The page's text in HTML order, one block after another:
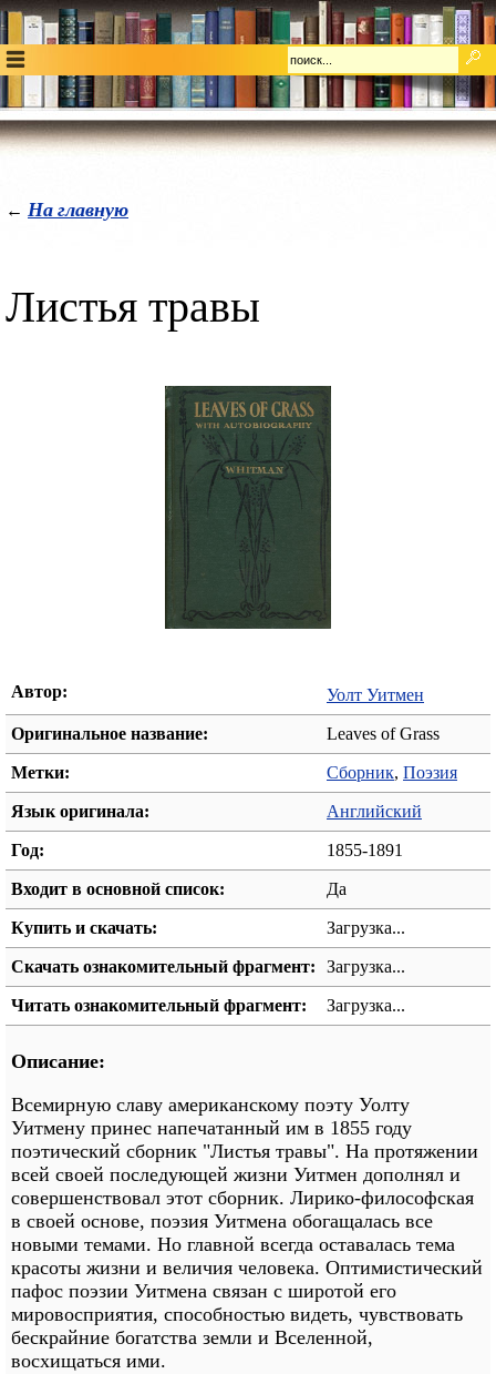
← На главную
Листья травы
Автор: Уолт Уитмен
Оригинальное название: Leaves of Grass
Метки: Сборник, Поэзия
Язык оригинала: Английский
Год: 1855-1891
Входит в основной список: Да
Купить и скачать: Загрузка...
Скачать ознакомительный фрагмент: Загрузка...
Читать ознакомительный фрагмент: Загрузка...
Описание:
Всемирную славу американскому поэту Уолту
Уитмену принес напечатанный им в 1855 году
поэтический сборник "Листья травы". На протяжении
всей своей последующей жизни Уитмен дополнял и
совершенствовал этот сборник. Лирико-философская
в своей основе, поэзия Уитмена обогащалась все
новыми темами. Но главной всегда оставалась тема
красоты жизни и величия человека. Оптимистический
пафос поэзии Уитмена связан с широтой его
мировосприятия, способностью видеть, чувствовать
бескрайние богатства земли и Вселенной,
восхищаться ими.